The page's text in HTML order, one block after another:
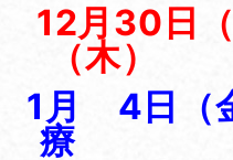
12月30日
（木）
1月 4日
療 15